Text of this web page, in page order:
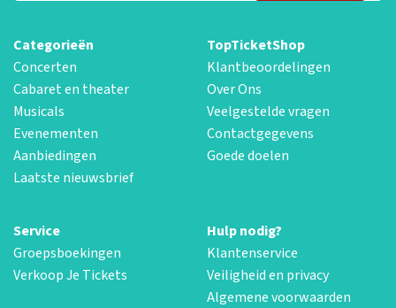
Categorieën
Concerten
Cabaret en theater
Musicals
Evenementen
Aanbiedingen
Laatste nieuwsbrief
TopTicketShop
Klantbeoordelingen
Over Ons
Veelgestelde vragen
Contactgegevens
Goede doelen
Service
Groepsboekingen
Verkoop Je Tickets
Hulp nodig?
Klantenservice
Veiligheid en privacy
Algemene voorwaarden